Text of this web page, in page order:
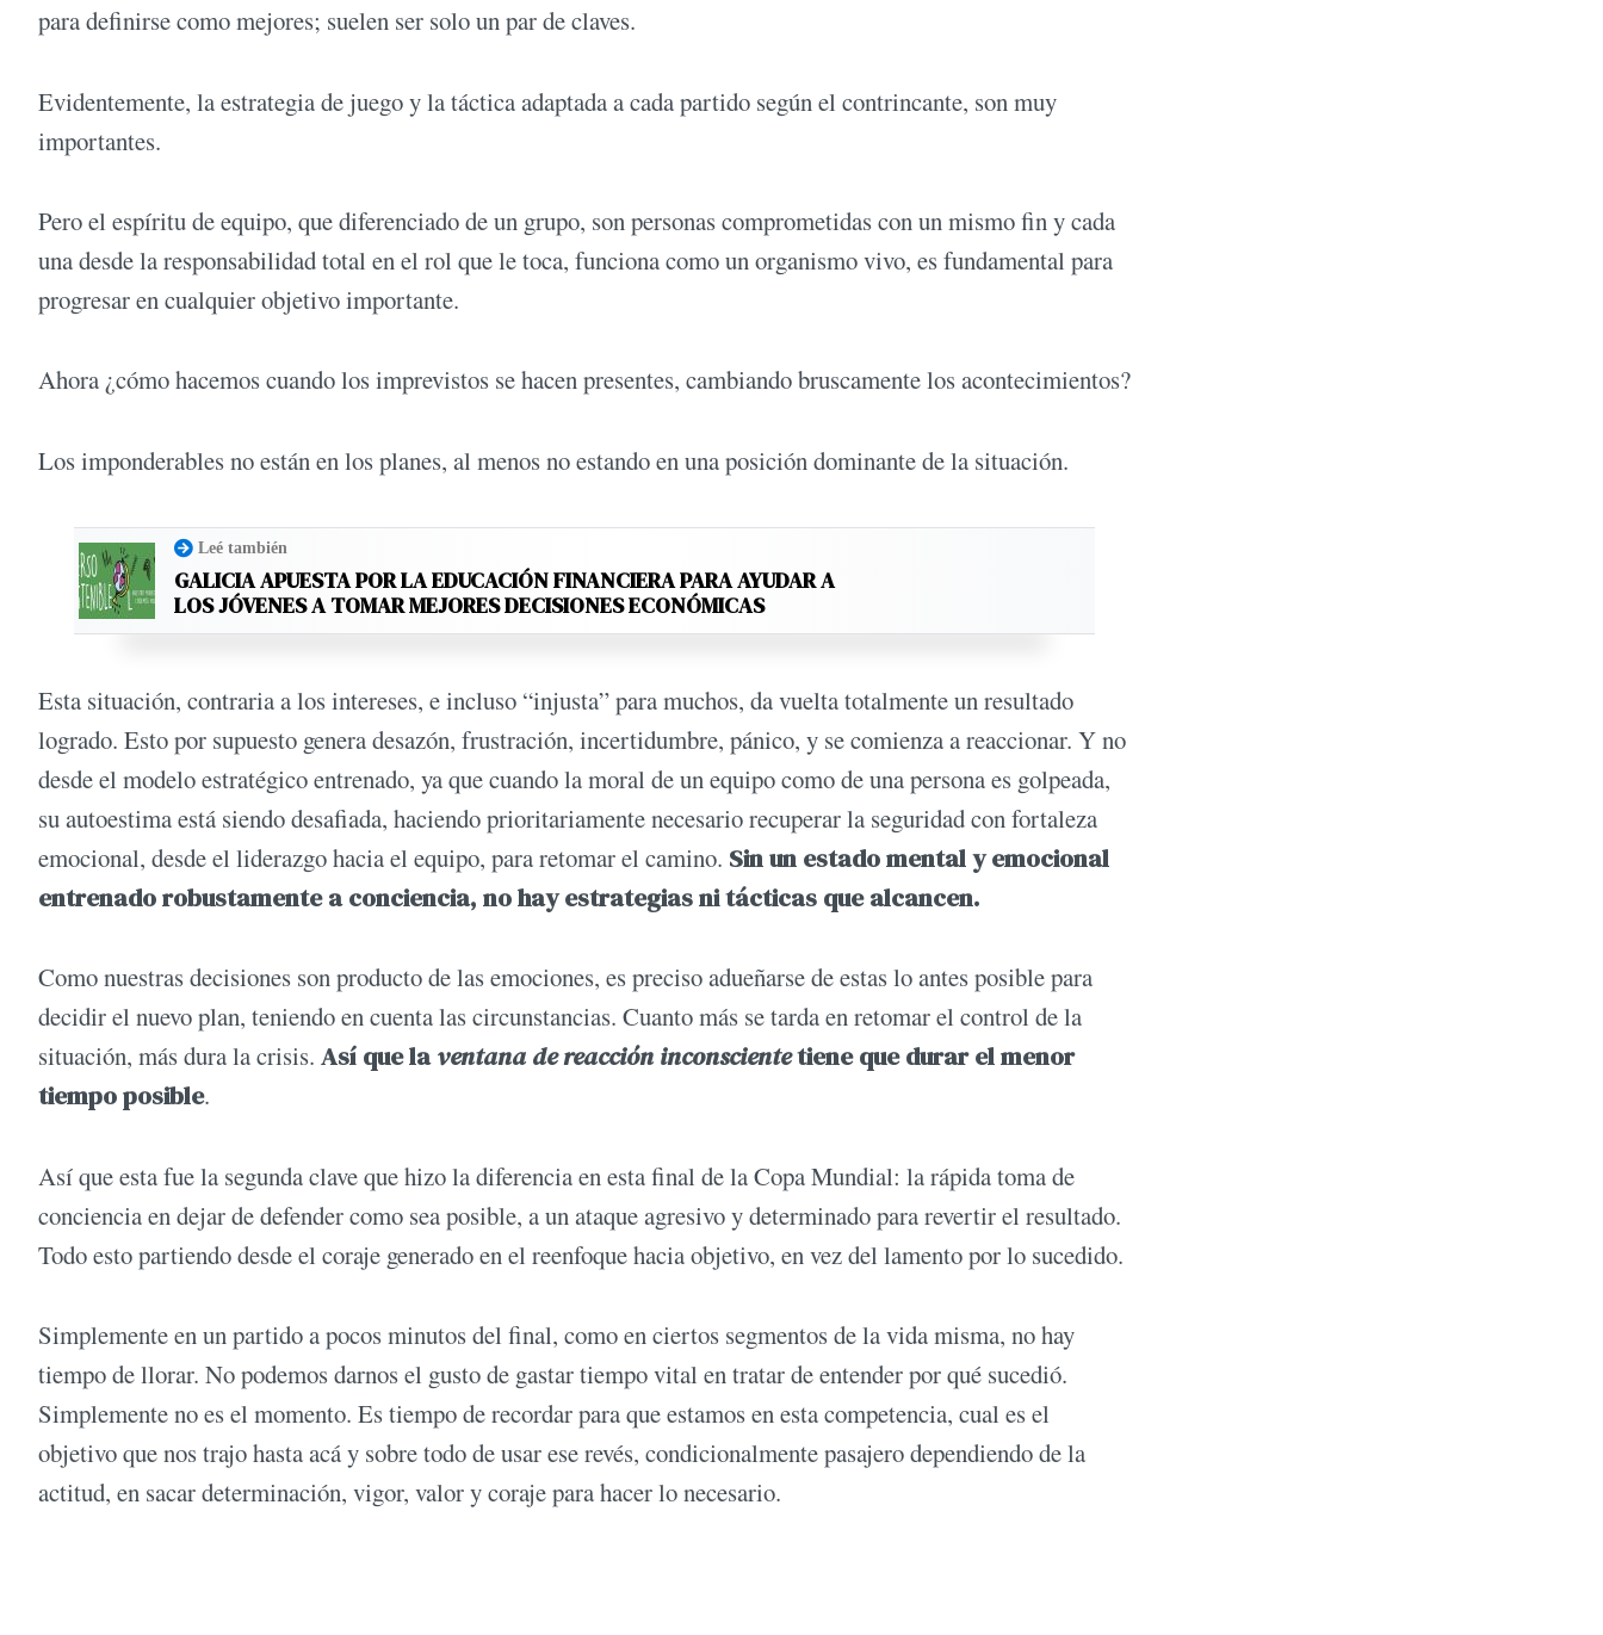
para definirse como mejores; suelen ser solo un par de claves.
Evidentemente, la estrategia de juego y la táctica adaptada a cada partido según el contrincante, son muy
importantes.
Pero el espíritu de equipo, que diferenciado de un grupo, son personas comprometidas con un mismo fin y cada
una desde la responsabilidad total en el rol que le toca, funciona como un organismo vivo, es fundamental para
progresar en cualquier objetivo importante.
Ahora ¿cómo hacemos cuando los imprevistos se hacen presentes, cambiando bruscamente los acontecimientos?
Los imponderables no están en los planes, al menos no estando en una posición dominante de la situación.
Leé también
GALICIA APUESTA POR LA EDUCACIÓN FINANCIERA PARA AYUDAR A
LOS JÓVENES A TOMAR MEJORES DECISIONES ECONÓMICAS
Esta situación, contraria a los intereses, e incluso “injusta” para muchos, da vuelta totalmente un resultado
logrado. Esto por supuesto genera desazón, frustración, incertidumbre, pánico, y se comienza a reaccionar. Y no
desde el modelo estratégico entrenado, ya que cuando la moral de un equipo como de una persona es golpeada,
su autoestima está siendo desafiada, haciendo prioritariamente necesario recuperar la seguridad con fortaleza
emocional, desde el liderazgo hacia el equipo, para retomar el camino. Sin un estado mental y emocional
entrenado robustamente a conciencia, no hay estrategias ni tácticas que alcancen.
Como nuestras decisiones son producto de las emociones, es preciso adueñarse de estas lo antes posible para
decidir el nuevo plan, teniendo en cuenta las circunstancias. Cuanto más se tarda en retomar el control de la
situación, más dura la crisis. Así que laventana de reacción inconscientetiene que durar el menor
tiempo posible.
Así que esta fue la segunda clave que hizo la diferencia en esta final de la Copa Mundial: la rápida toma de
conciencia en dejar de defender como sea posible, a un ataque agresivo y determinado para revertir el resultado.
Todo esto partiendo desde el coraje generado en el reenfoque hacia objetivo, en vez del lamento por lo sucedido.
Simplemente en un partido a pocos minutos del final, como en ciertos segmentos de la vida misma, no hay
tiempo de llorar. No podemos darnos el gusto de gastar tiempo vital en tratar de entender por qué sucedió.
Simplemente no es el momento. Es tiempo de recordar para que estamos en esta competencia, cual es el
objetivo que nos trajo hasta acá y sobre todo de usar ese revés, condicionalmente pasajero dependiendo de la
actitud, en sacar determinación, vigor, valor y coraje para hacer lo necesario.